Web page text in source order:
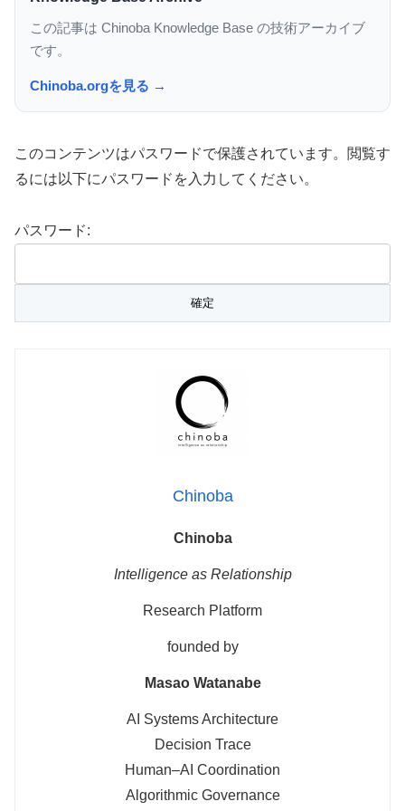
この記事は Chinoba Knowledge Base の技術アーカイブ
です。
Chinoba.orgを見る →
このコンテンツはパスワードで保護されています。閲覧す
るには以下にパスワードを入力してください。
パスワード:
Chinoba
Chinoba
Intelligence as Relationship
Research Platform
founded by
Masao Watanabe
AI Systems Architecture
Decision Trace
Human–AI Coordination
Algorithmic Governance